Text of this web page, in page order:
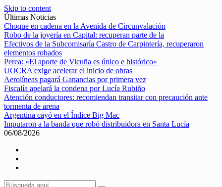
Skip to content
Últimas Noticias
Choque en cadena en la Avenida de Circunvalación
Robo de la joyería en Capital: recuperan parte de la
Efectivos de la Subcomisaría Castro de Carpintería, recuperaron
elementos robados
Perea: «El aporte de Vicuña es único e histórico»
UOCRA exige acelerar el inicio de obras
Aerolíneas pagará Ganancias por primera vez
Fiscalía apelará la condena por Lucía Rubiño
Atención conductores: recomiendan transitar con precaución ante
tormenta de arena
Argentina cayó en el Índice Big Mac
Imputaron a la banda que robó distribuidora en Santa Lucía
06/08/2026